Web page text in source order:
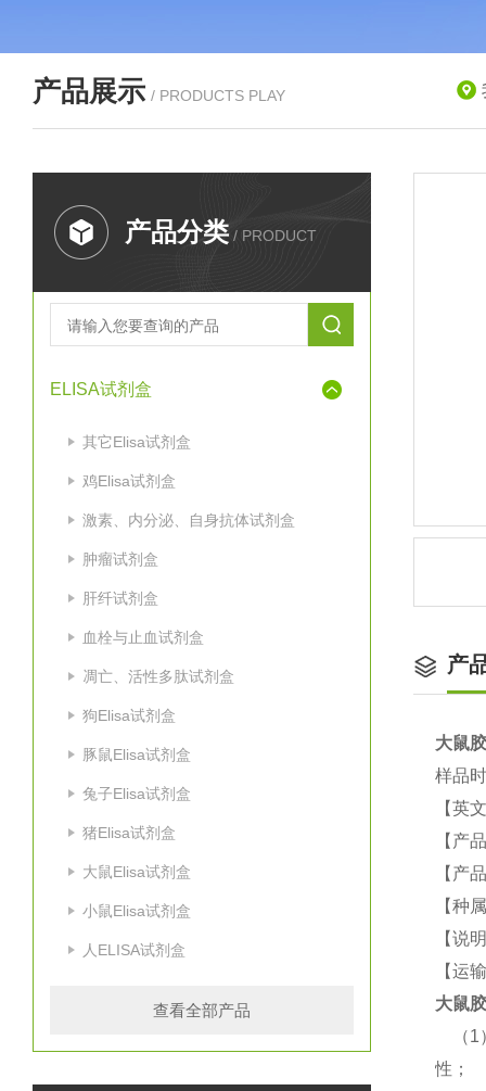
产品展示 / PRODUCTS PLAY
产品分类 / PRODUCT
ELISA试剂盒
其它Elisa试剂盒
鸡Elisa试剂盒
激素、内分泌、自身抗体试剂盒
肿瘤试剂盒
肝纤试剂盒
血栓与止血试剂盒
凋亡、活性多肽试剂盒
狗Elisa试剂盒
豚鼠Elisa试剂盒
兔子Elisa试剂盒
猪Elisa试剂盒
大鼠Elisa试剂盒
小鼠Elisa试剂盒
人ELISA试剂盒
查看全部产品
产
大鼠
样品
【英
【产
【产
【种
【说
【运
大鼠
（
性；